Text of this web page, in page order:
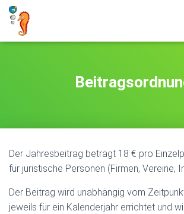
Der Jahresbeitrag beträgt 18 € pro
für juristische Personen (Firmen, Vereine,
Der Beitrag wird unabhängig vom
jeweils für ein Kalenderjahr errichtet und